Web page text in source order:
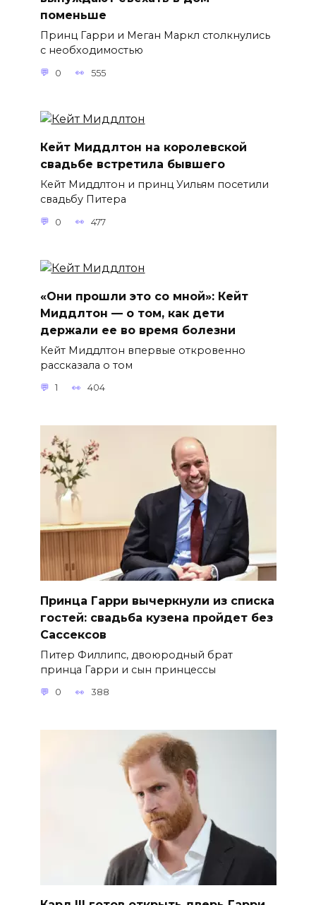
поменьше
Принц Гарри и Меган Маркл столкнулись
с необходимостью
0 555
Кейт Миддлтон на королевской
свадьбе встретила бывшего
Кейт Миддлтон и принц Уильям посетили
свадьбу Питера
0 477
«Они прошли это со мной»: Кейт
Миддлтон — о том, как дети
держали ее во время болезни
Кейт Миддлтон впервые откровенно
рассказала о том
1 404
Принца Гарри вычеркнули из списка
гостей: свадьба кузена пройдет без
Сассексов
Питер Филлипс, двоюродный брат
принца Гарри и сын принцессы
0 388